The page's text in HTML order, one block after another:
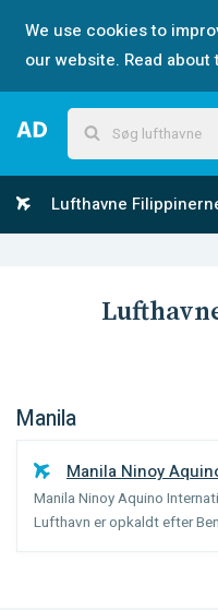
We use cookies to
our website. Read about
Lufthavne
Manila
Manila Ninoy
(Manila)
Manila Ninoy Aquino
Lufthavn er opkaldt efter